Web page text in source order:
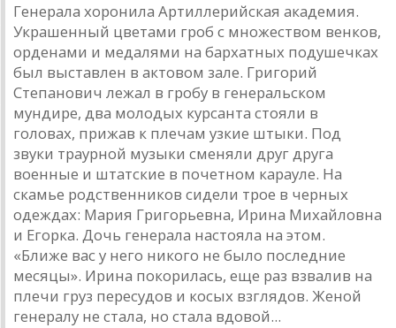
Генерала хоронила Артиллерийская академия.
Украшенный цветами гроб с множеством венков,
орденами и медалями на бархатных подушечках
был выставлен в актовом зале. Григорий
Степанович лежал в гробу в генеральском
мундире, два молодых курсанта стояли в
головах, прижав к плечам узкие штыки. Под
звуки траурной музыки сменяли друг друга
военные и штатские в почетном карауле. На
скамье родственников сидели трое в черных
одеждах: Мария Григорьевна, Ирина Михайловна
и Егорка. Дочь генерала настояла на этом.
«Ближе вас у него никого не было последние
месяцы». Ирина покорилась, еще раз взвалив на
плечи груз пересудов и косых взглядов. Женой
генералу не стала, но стала вдовой...